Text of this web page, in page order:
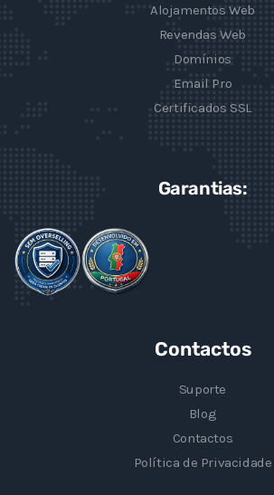
Alojamentos Web
Revendas Web
Domínios
Email Pro
Certificados SSL
Garantias:
Contactos
Suporte
Blog
Contactos
Política de Privacidade